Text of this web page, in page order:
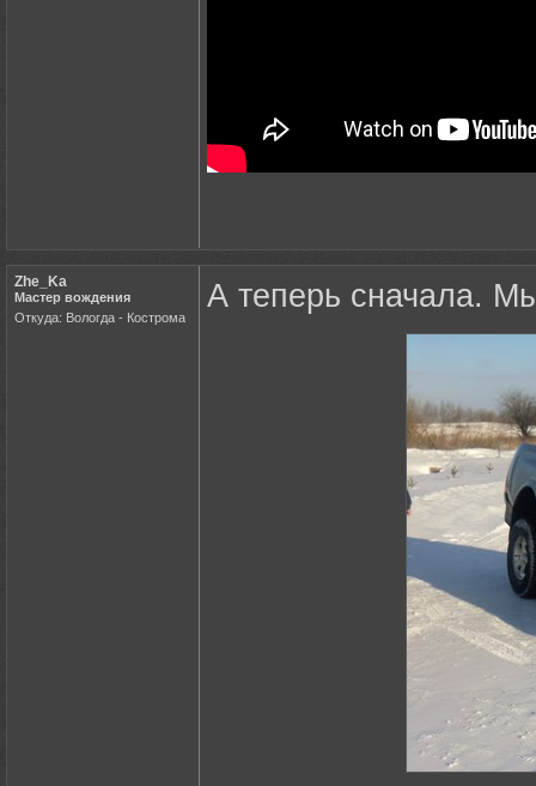
Zhe_Ka
Мастер вождения
Откуда: Вологда - Кострома
А теперь сначала.